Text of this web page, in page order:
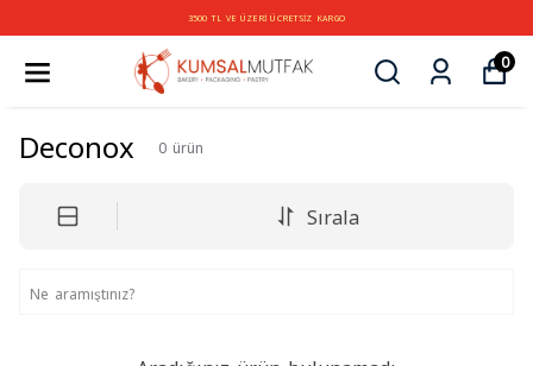
3500 TL VE ÜZERİ ÜCRETSİZ KARGO
0
Deconox 0 ürün
Sırala